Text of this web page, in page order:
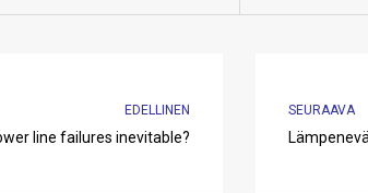
EDELLINEN
line failures inevitable?
SEURAAVA